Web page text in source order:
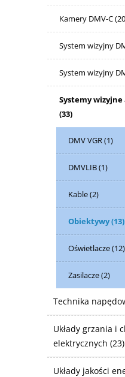
Kamery DMV-C
System wizyjny
System wizyjny
Systemy
(33)
DMV VGR(1)
DMVLIB(1)
Kable(2)
Obiektywy(13)
Oświetlacze(12)
Zasilacze(2)
Technika
Układy grzania i
elektrycznych (23)
Układy jakości